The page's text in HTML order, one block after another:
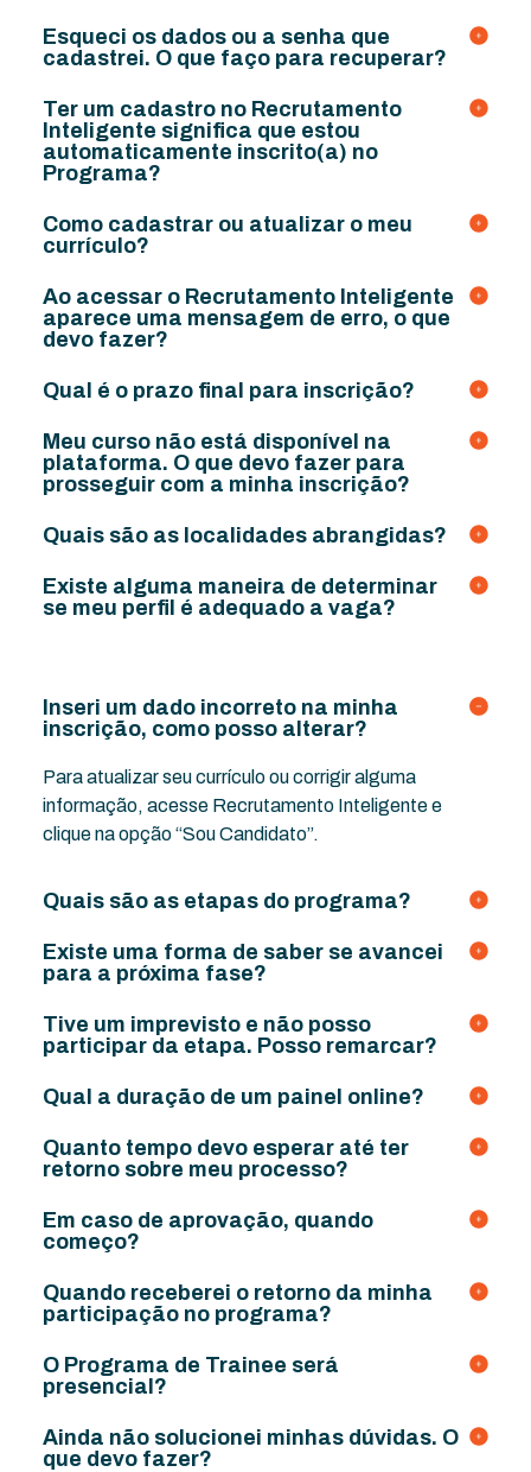
Esqueci os dados ou a senha que
cadastrei. O que faço para recuperar?
Ter um cadastro no Recrutamento
Inteligente significa que estou
automaticamente inscrito(a) no
Programa?
Como cadastrar ou atualizar o meu
currículo?
Ao acessar o Recrutamento Inteligente
aparece uma mensagem de erro, o que
devo fazer?
Qual é o prazo final para inscrição?
Meu curso não está disponível na
plataforma. O que devo fazer para
prosseguir com a minha inscrição?
Quais são as localidades abrangidas?
Existe alguma maneira de determinar
se meu perfil é adequado a vaga?
Inseri um dado incorreto na minha
inscrição, como posso alterar?
Para atualizar seu currículo ou corrigir alguma
informação, acesse Recrutamento Inteligente e
clique na opção “Sou Candidato”.
Quais são as etapas do programa?
Existe uma forma de saber se avancei
para a próxima fase?
Tive um imprevisto e não posso
participar da etapa. Posso remarcar?
Qual a duração de um painel online?
Quanto tempo devo esperar até ter
retorno sobre meu processo?
Em caso de aprovação, quando
começo?
Quando receberei o retorno da minha
participação no programa?
O Programa de Trainee será
presencial?
Ainda não solucionei minhas dúvidas. O
que devo fazer?